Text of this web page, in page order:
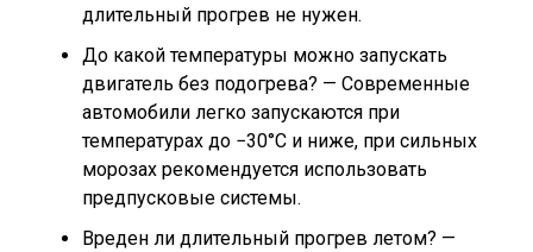
длительный прогрев не нужен.
До какой температуры можно запускать
двигатель без подогрева? — Современные
автомобили легко запускаются при
температурах до −30°C и ниже, при сильных
морозах рекомендуется использовать
предпусковые системы.
Вреден ли длительный прогрев летом? —